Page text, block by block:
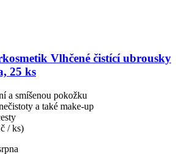
Vlhčené čistící ubrousky
25 ks
a smíšenou pokožku
a také make-up
/ ks)